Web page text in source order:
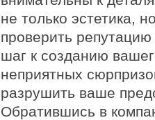
не только эстетика,
проверить
шаг к созданию
неприятных
разрушить ваше
Обратившись в